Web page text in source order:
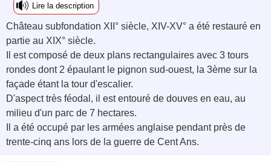
Lire la description
Château subfondation XII° siècle, XIV-XV° a été restauré en
partie au XIX° siècle.
Il est composé de deux plans rectangulaires avec 3 tours
rondes dont 2 épaulant le pignon sud-ouest, la 3ème sur la
façade étant la tour d'escalier.
D'aspect très féodal, il est entouré de douves en eau, au
milieu d'un parc de 7 hectares.
Il a été occupé par les armées anglaise pendant près de
trente-cinq ans lors de la guerre de Cent Ans.